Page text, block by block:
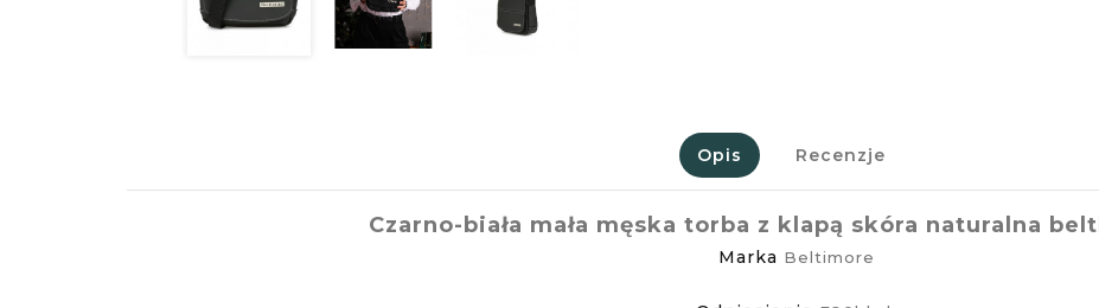
Opis Recenzje
Czarno-biała mała męska torba z klapą skóra naturalna
Marka Beltimore